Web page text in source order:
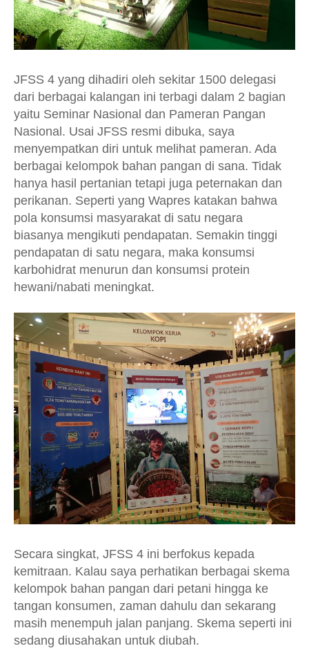
JFSS 4 yang dihadiri oleh sekitar 1500 delegasi
dari berbagai kalangan ini terbagi dalam 2 bagian
yaitu Seminar Nasional dan Pameran Pangan
Nasional. Usai JFSS resmi dibuka, saya
menyempatkan diri untuk melihat pameran. Ada
berbagai kelompok bahan pangan di sana. Tidak
hanya hasil pertanian tetapi juga peternakan dan
perikanan. Seperti yang Wapres katakan bahwa
pola konsumsi masyarakat di satu negara
biasanya mengikuti pendapatan. Semakin tinggi
pendapatan di satu negara, maka konsumsi
karbohidrat menurun dan konsumsi protein
hewani/nabati meningkat.
Secara singkat, JFSS 4 ini berfokus kepada
kemitraan. Kalau saya perhatikan berbagai skema
kelompok bahan pangan dari petani hingga ke
tangan konsumen, zaman dahulu dan sekarang
masih menempuh jalan panjang. Skema seperti ini
sedang diusahakan untuk diubah.